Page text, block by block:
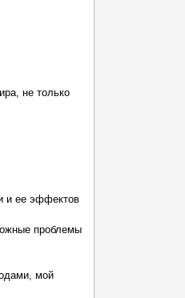
не только
и ее эффектов
проблемы
мой